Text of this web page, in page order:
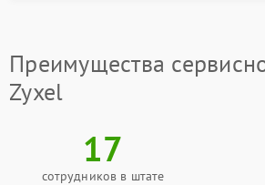
Преимущества
Zyxel
17
сотрудников в штате